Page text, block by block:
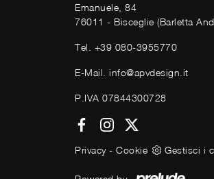
Emanuele, 84
76011 - Bisceglie (Barletta
Tel. +39 080-3955770
E-Mail. info@apvdesign.it
P.IVA 07844300728
Privacy- Cookie Gestisci i